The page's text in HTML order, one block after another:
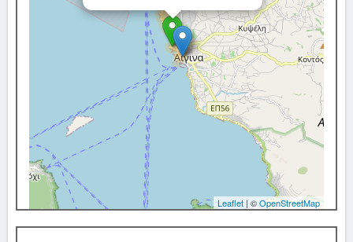
Leaflet | ©OpenStreetMap